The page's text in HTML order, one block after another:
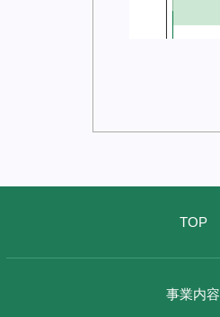
TOP
事業内容